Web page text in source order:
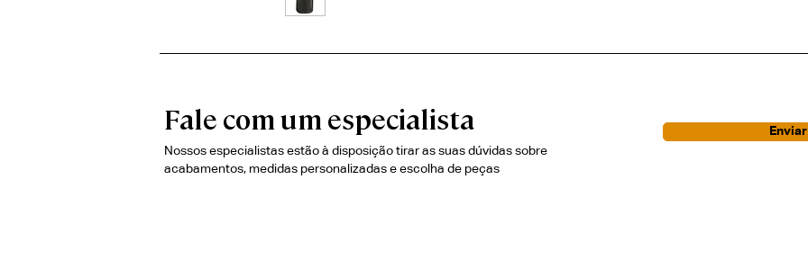
Fale com um especialista
Nossos especialistas estão à disposição tirar as suas dúvidas sobre
acabamentos, medidas personalizadas e escolha de peças